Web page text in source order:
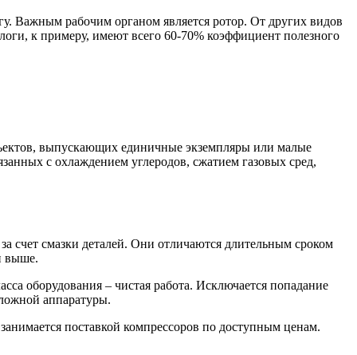
Важным рабочим органом является ротор. От других видов
к примеру, имеют всего 60-70% коэффициент полезного
выпускающих единичные экземпляры или малые
с охлаждением углеродов, сжатием газовых сред,
смазки деталей. Они отличаются длительным сроком
выше.
оборудования – чистая работа. Исключается попадание
аппаратуры.
поставкой компрессоров по доступным ценам.